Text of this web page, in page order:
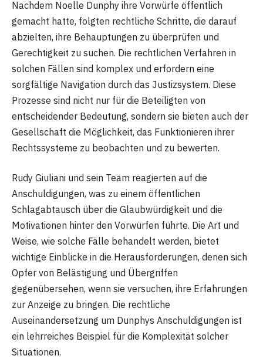
Nachdem Noelle Dunphy ihre Vorwürfe öffentlich
gemacht hatte, folgten rechtliche Schritte, die darauf
abzielten, ihre Behauptungen zu überprüfen und
Gerechtigkeit zu suchen. Die rechtlichen Verfahren in
solchen Fällen sind komplex und erfordern eine
sorgfältige Navigation durch das Justizsystem. Diese
Prozesse sind nicht nur für die Beteiligten von
entscheidender Bedeutung, sondern sie bieten auch der
Gesellschaft die Möglichkeit, das Funktionieren ihrer
Rechtssysteme zu beobachten und zu bewerten.
Rudy Giuliani und sein Team reagierten auf die
Anschuldigungen, was zu einem öffentlichen
Schlagabtausch über die Glaubwürdigkeit und die
Motivationen hinter den Vorwürfen führte. Die Art und
Weise, wie solche Fälle behandelt werden, bietet
wichtige Einblicke in die Herausforderungen, denen sich
Opfer von Belästigung und Übergriffen
gegenübersehen, wenn sie versuchen, ihre Erfahrungen
zur Anzeige zu bringen. Die rechtliche
Auseinandersetzung um Dunphys Anschuldigungen ist
ein lehrreiches Beispiel für die Komplexität solcher
Situationen.